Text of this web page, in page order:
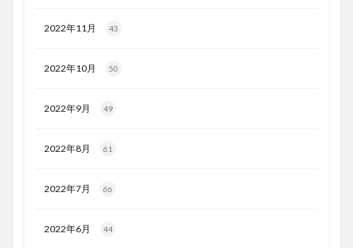
2022年11月 43
2022年10月 50
2022年9月 49
2022年8月 61
2022年7月 66
2022年6月 44